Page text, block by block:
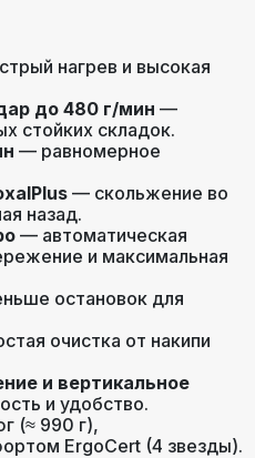
нагрев и высокая
до 480 г/мин —
стойких складок.
— равномерное
— скольжение во
назад.
— автоматическая
и максимальная
остановок для
очистка от накипи
и вертикальное
и удобство.
(≈ 990 г),
ErgoCert (4 звезды).